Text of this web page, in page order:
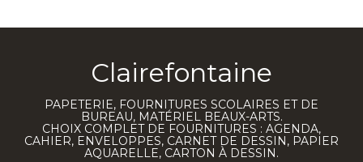
Clairefontaine
PAPETERIE, FOURNITURES SCOLAIRES ET DE
BUREAU, MATÉRIEL BEAUX-ARTS.
CHOIX COMPLET DE FOURNITURES : AGENDA,
CAHIER, ENVELOPPES, CARNET DE DESSIN, PAPIER
AQUARELLE, CARTON À DESSIN.